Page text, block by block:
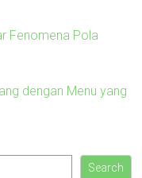
Fenomena Pola
dengan Menu yang
Search